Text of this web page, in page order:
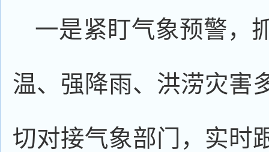
一是紧盯气象预警，
温、强降雨、洪涝灾害
切对接气象部门，实时